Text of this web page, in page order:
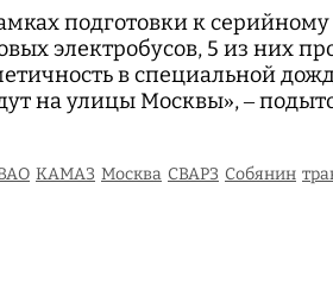
подготовки к
электробусов, 5 из них
в специальной
на улицы Москвы», –
КАМАЗ Москва СВАРЗ Собянин